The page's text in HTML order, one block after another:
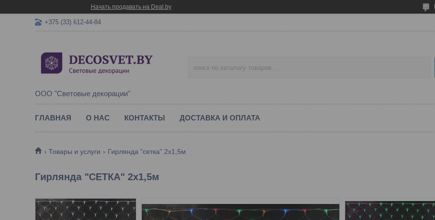
Начать продавать на Deal.by
+375 (33) 612-44-84
ООО "Световые декорации"
ГЛАВНАЯ О НАС КОНТАКТЫ ДОСТАВКА И ОПЛАТА
Товары и услуги Гирлянда "сетка" 2х1,5м
Гирлянда "СЕТКА" 2х1,5м